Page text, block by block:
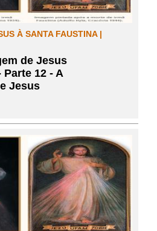
À SANTA FAUSTINA |
de Jesus
12 - A
Jesus